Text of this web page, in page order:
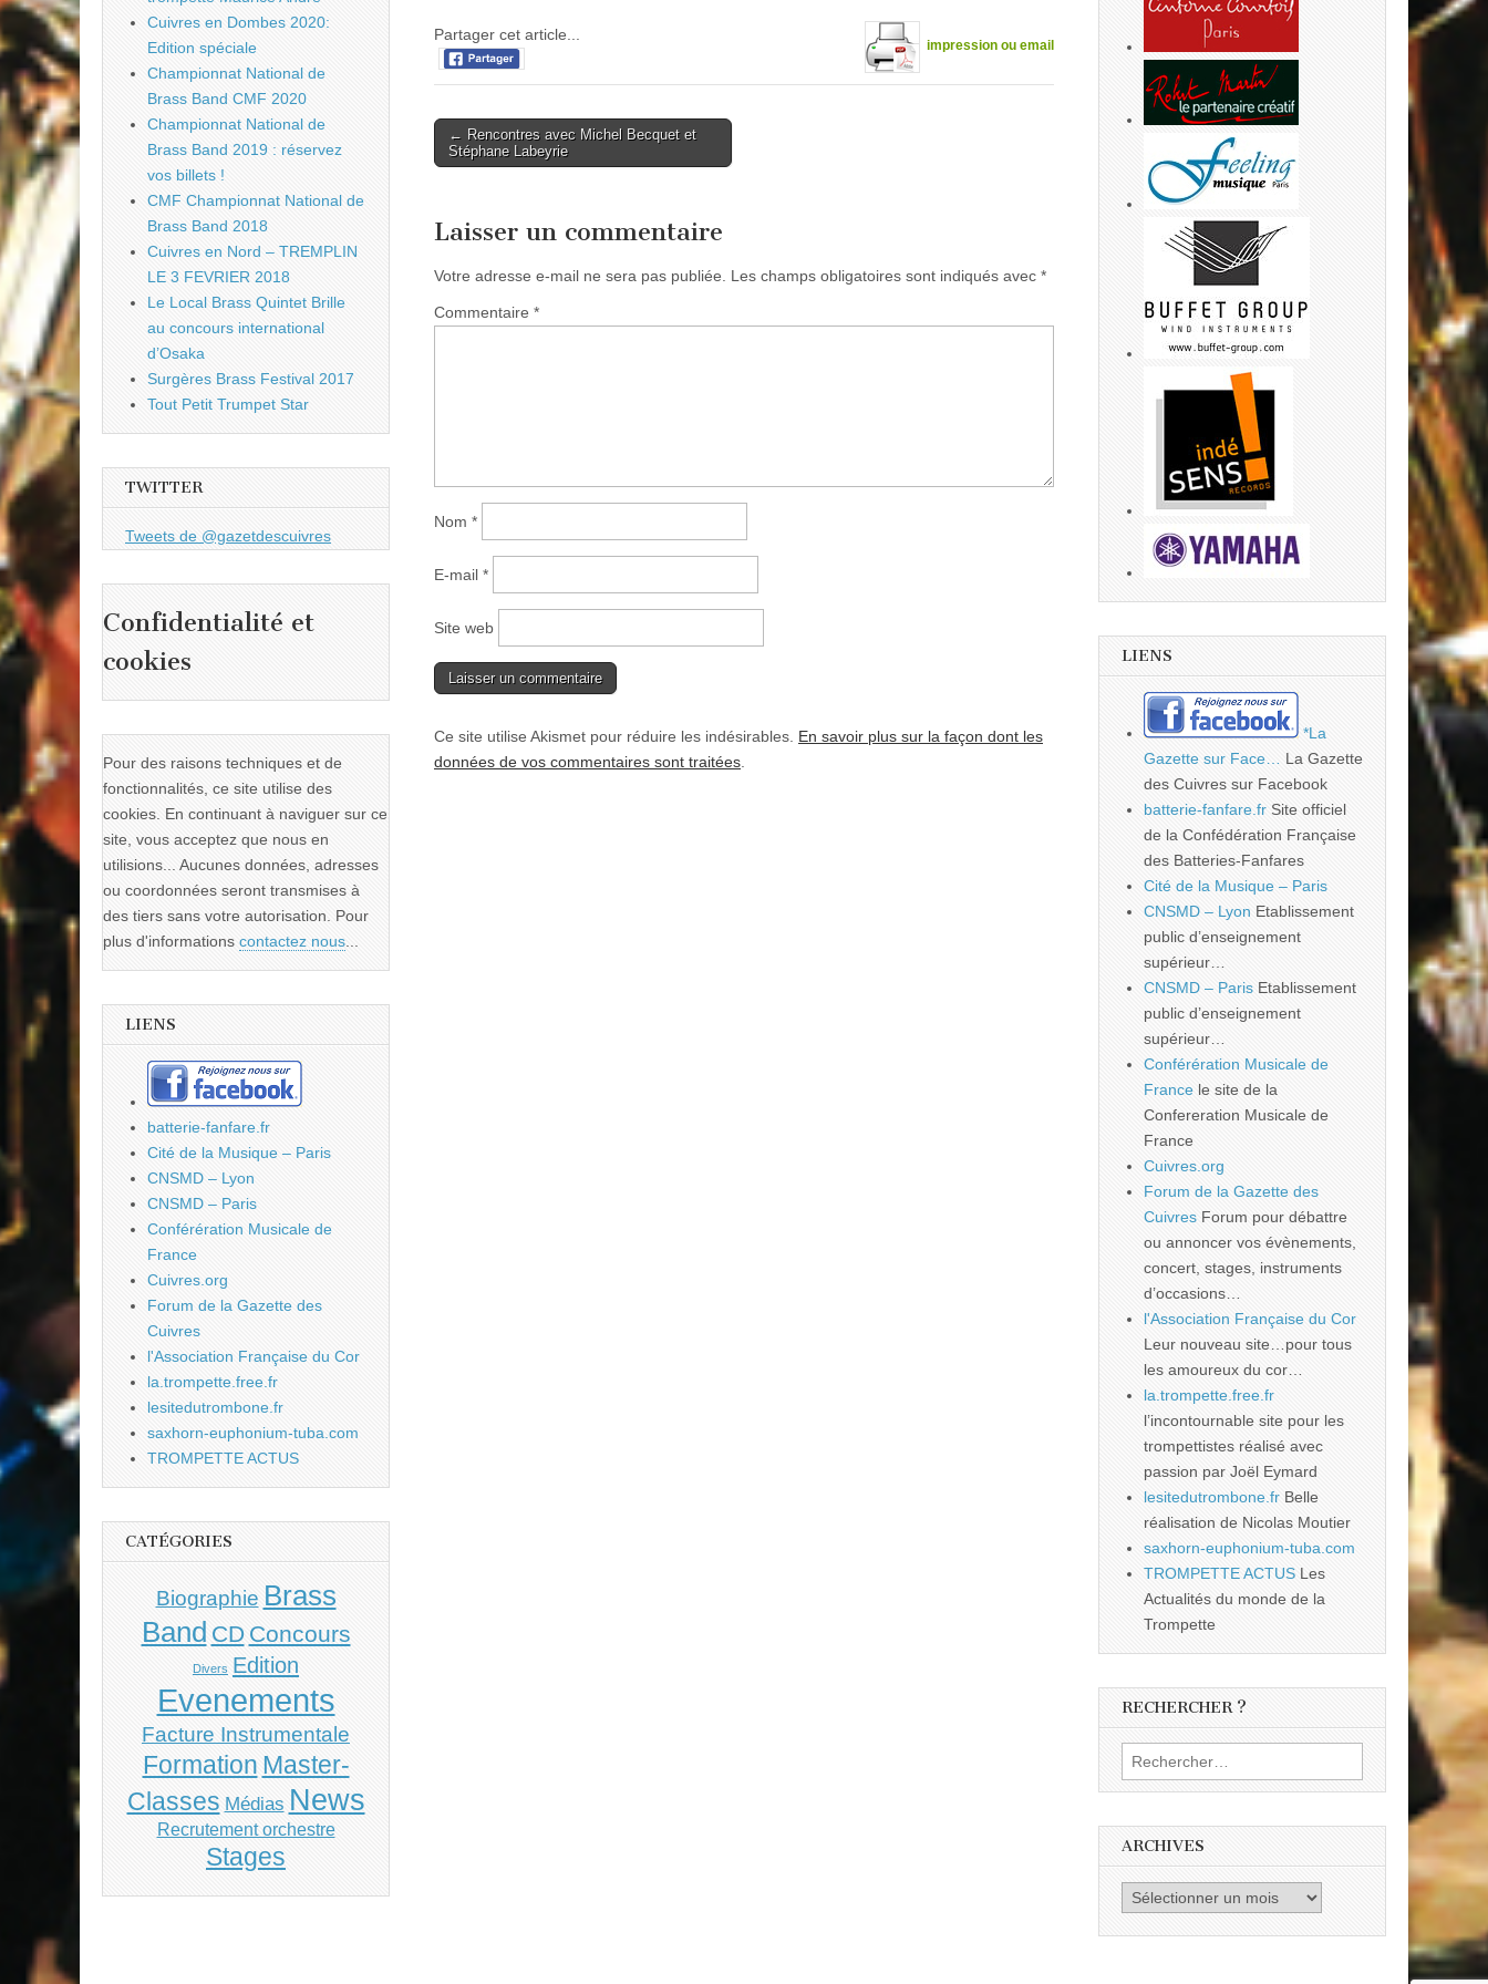
impression ou email
Partager cet article...
Post
navigation
← Rencontres avec Michel Becquet et
Stéphane Labeyrie
Laisser un commentaire
Votre adresse e-mail ne sera pas publiée. Les champs obligatoires sont indiqués avec *
Commentaire *
Nom *
E-mail *
Site web
Ce site utilise Akismet pour réduire les indésirables. En savoir plus sur la façon dont les
données de vos commentaires sont traitées
Cuivres en Dombes 2020:
Edition spéciale
Championnat National de
Brass Band CMF 2020
Championnat National de
Brass Band 2019 : réservez
vos billets !
CMF Championnat National de
Brass Band 2018
Cuivres en Nord – TREMPLIN
LE 3 FEVRIER 2018
Le Local Brass Quintet Brille
au concours international
d’Osaka
Surgères Brass Festival 2017
Tout Petit Trumpet Star
TWITTER
Tweets de @gazetdescuivres
Confidentialité et
cookies
Pour des raisons techniques et de
fonctionnalités, ce site utilise des
cookies. En continuant à naviguer sur ce
site, vous acceptez que nous en
utilisions... Aucunes données, adresses
ou coordonnées seront transmises à
des tiers sans votre autorisation. Pour
plus d'informations contactez nous...
LIENS
batterie-fanfare.fr
Cité de la Musique – Paris
CNSMD – Lyon
CNSMD – Paris
Conférération Musicale de
France
Cuivres.org
Forum de la Gazette des
Cuivres
l'Association Française du Cor
la.trompette.free.fr
lesitedutrombone.fr
saxhorn-euphonium-tuba.com
TROMPETTE ACTUS
CATÉGORIES
Biographie Brass
Band CD Concours
Divers Edition
Evenements
Facture Instrumentale
Formation Master-
Classes Médias News
Recrutement orchestre
Stages
LIENS
*La
Gazette sur Face…
La Gazette
des Cuivres sur Facebook
batterie-fanfare.fr Site officiel
de la Confédération Française
des Batteries-Fanfares
Cité de la Musique – Paris
CNSMD – Lyon Etablissement
public d’enseignement
supérieur…
CNSMD – Paris Etablissement
public d’enseignement
supérieur…
Conférération Musicale de
France le site de la
Confereration Musicale de
France
Cuivres.org
Forum de la Gazette des
Cuivres Forum pour débattre
ou annoncer vos évènements,
concert, stages, instruments
d’occasions…
l'Association Française du Cor
Leur nouveau site…pour tous
les amoureux du cor…
la.trompette.free.fr
l’incontournable site pour les
trompettistes réalisé avec
passion par Joël Eymard
lesitedutrombone.fr Belle
réalisation de Nicolas Moutier
saxhorn-euphonium-tuba.com
TROMPETTE ACTUS Les
Actualités du monde de la
Trompette
RECHERCHER ?
Rechercher :
ARCHIVES
Archives